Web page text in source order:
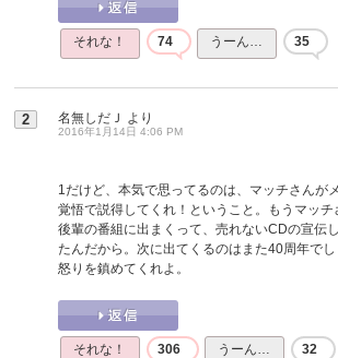
それな！ 74 うーん… 35
2 名無しだＪ より
2016年1月14日 4:06 PM
1だけど、本気で思ってるのは、マッチさんが
覚悟で説得してくれ！ということ。もうマッチ
後輩の番組に出まくって、売れないCDの宣伝
たんだから。次に出てくるのはまた40周年で
怒りを鎮めてくれよ。
それな！ 306 うーん… 32